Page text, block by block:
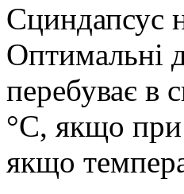
Сциндапсус
Оптимальні
перебуває в
°C, якщо
якщо